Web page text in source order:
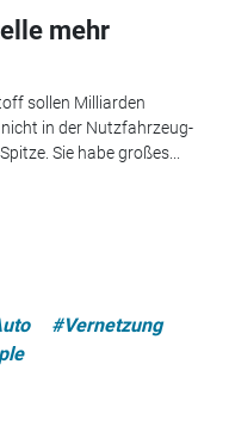
mehr
sollen Milliarden
in der Nutzfahrzeug-
Sie habe großes...
#Vernetzung